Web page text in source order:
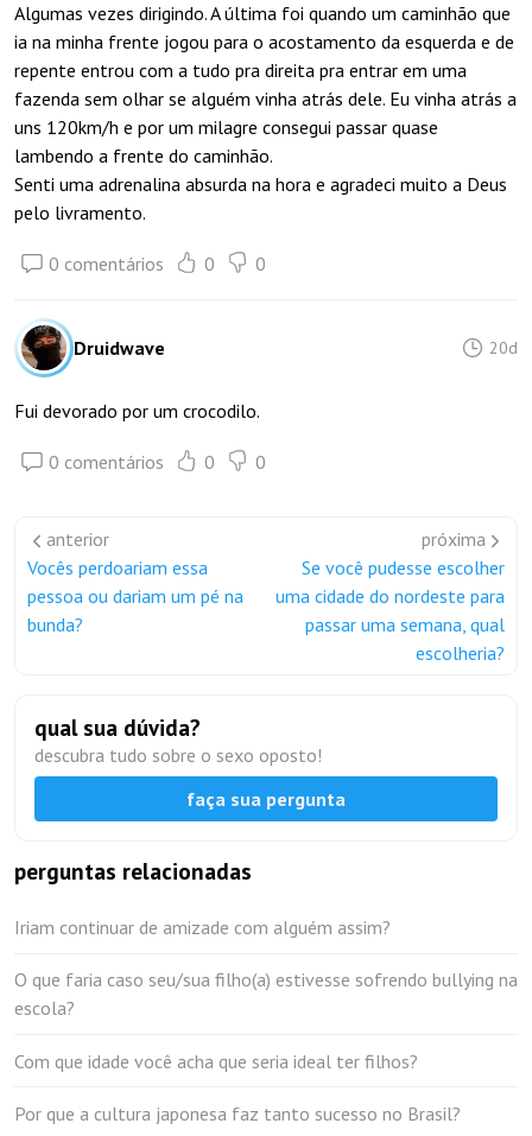
Algumas vezes dirigindo. A última foi quando um caminhão que
ia na minha frente jogou para o acostamento da esquerda e de
repente entrou com a tudo pra direita pra entrar em uma
fazenda sem olhar se alguém vinha atrás dele. Eu vinha atrás a
uns 120km/h e por um milagre consegui passar quase
lambendo a frente do caminhão.
Senti uma adrenalina absurda na hora e agradeci muito a Deus
pelo livramento.
0 comentários 0 0
Druidwave 20d
Fui devorado por um crocodilo.
0 comentários 0 0
anterior
Vocês perdoariam essa
pessoa ou dariam um pé na
bunda?
próxima
Se você pudesse escolher
uma cidade do nordeste para
passar uma semana, qual
escolheria?
qual sua dúvida?
descubra tudo sobre o sexo oposto!
faça sua pergunta
perguntas relacionadas
Iriam continuar de amizade com alguém assim?
O que faria caso seu/sua filho(a) estivesse sofrendo bullying na
escola?
Com que idade você acha que seria ideal ter filhos?
Por que a cultura japonesa faz tanto sucesso no Brasil?